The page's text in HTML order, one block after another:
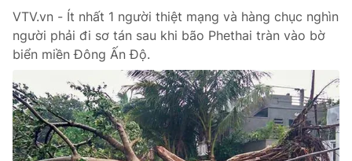
Liên hệ tòa soạn
THỜI BÁO VTV
VTV.vn - Ít nhất 1 người thiệt mạng và hàng chục nghìn
người phải đi sơ tán sau khi bão Phethai tràn vào bờ
biển miền Đông Ấn Độ.